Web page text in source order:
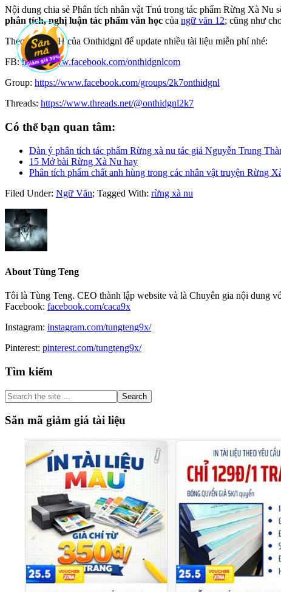
Nội dung chia sẻ Phân tích nhân vật Tnú trong tác phẩm Rừng Xà Nu
phân tích, nghị luận tác phẩm văn học của ngữ văn 12; cũng như
Theo dõi MXH của Onthidgnl để update nhiều tài liệu miễn phí nhé:
FB:https://www.facebook.com/onthidgnlcom
Group: https://www.facebook.com/groups/2k7onthidgnl
Threads: https://www.threads.net/@onthidgnl2k7
Có thể bạn quan tâm:
Dàn ý phân tích tác phẩm Rừng xà nu tác giả Nguyễn Trung
15 Mở bài Rừng Xà Nu hay
Phân tích phẩm chất anh hùng trong các nhân vật truyện Rừng
Filed Under: Ngữ Văn; Tagged With: rừng xà nu
About Tùng Teng
Tôi là Tùng Teng. CEO thành lập website và là Chuyên gia nội dung
Facebook: facebook.com/caca9x
Instagram: instagram.com/tungteng9x/
Pinterest: pinterest.com/tungteng9x/
Primary
Sidebar
Tìm kiếm
Search
the
site
...
Săn mã giảm giá tài liệu